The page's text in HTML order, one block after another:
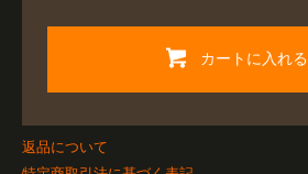
カートに入れる
返品について